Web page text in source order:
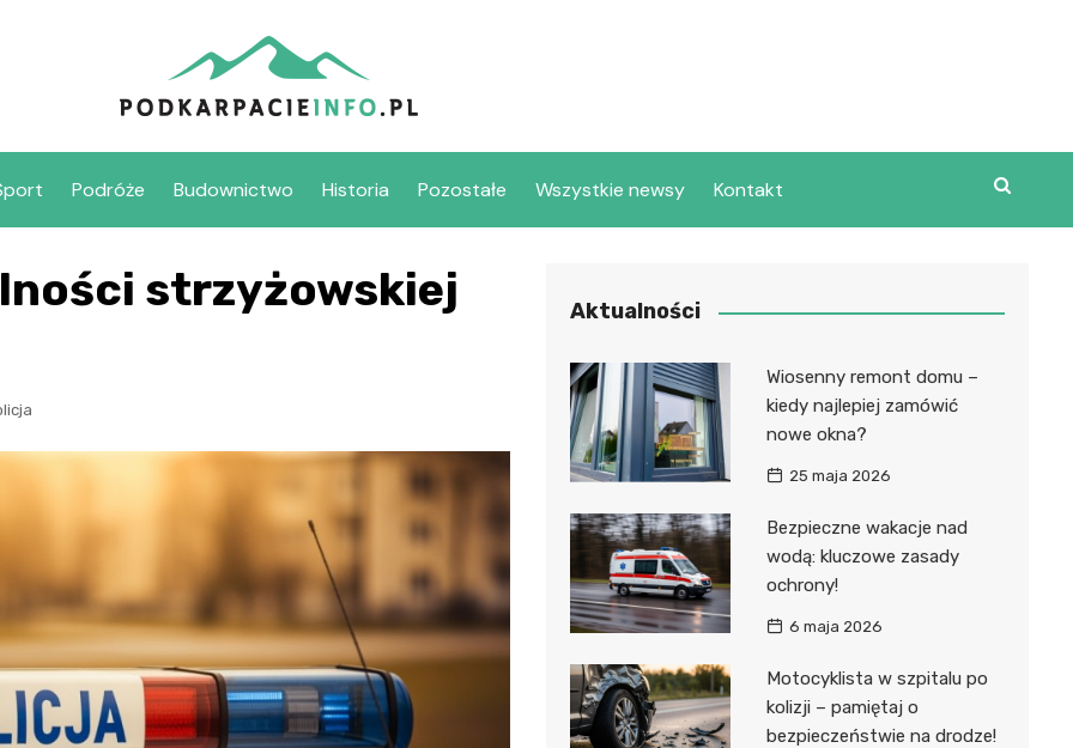
Podróże Budownictwo Historia Pozostałe Wszystkie newsy Kontakt
strzyżowskiej
Aktualności
Wiosenny remont domu –
kiedy najlepiej zamówić
nowe okna?
25 maja 2026
Bezpieczne wakacje nad
wodą: kluczowe zasady
ochrony!
6 maja 2026
Motocyklista w szpitalu po
kolizji – pamiętaj o
bezpieczeństwie na drodze!